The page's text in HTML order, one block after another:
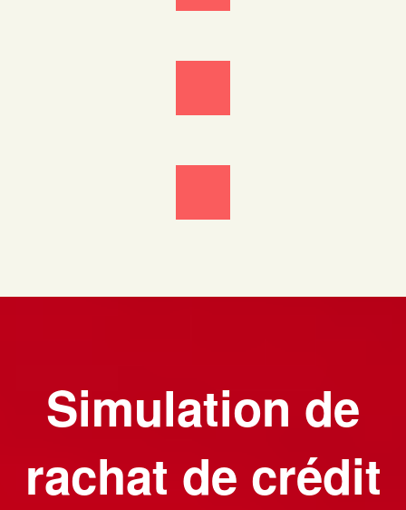
Simulation de
rachat de crédit